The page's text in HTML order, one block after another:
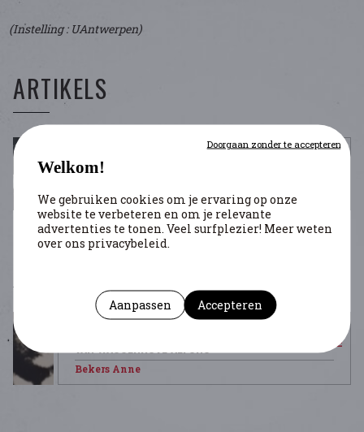
(Instelling : UAntwerpen)
ARTIKELS
ONDERDUIKNETWERKEN IN DE STAD ANTWERPEN
Bekers Anne
PERSONEN
VAN WASSENHOVE ALFONS
Bekers Anne
Welkom!
We gebruiken cookies om je ervaring op onze
website te verbeteren en om je relevante
advertenties te tonen. Veel surfplezier! Meer weten
over ons privacybeleid.
Aanpassen Accepteren
Doorgaan zonder te accepteren